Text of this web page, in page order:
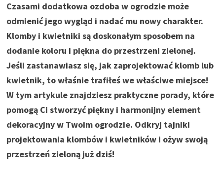
Czasami dodatkowa ozdoba w ogrodzie może
odmienić jego wygląd i nadać mu nowy charakter.
Klomby i kwietniki są doskonałym sposobem na
dodanie koloru i piękna do przestrzeni zielonej.
Jeśli zastanawiasz się, jak zaprojektować klomb lub
kwietnik, to właśnie trafiłeś we właściwe miejsce!
W tym artykule znajdziesz praktyczne porady, które
pomogą Ci stworzyć piękny i harmonijny element
dekoracyjny w Twoim ogrodzie. Odkryj tajniki
projektowania klombów i kwietników i ożyw swoją
przestrzeń zieloną już dziś!